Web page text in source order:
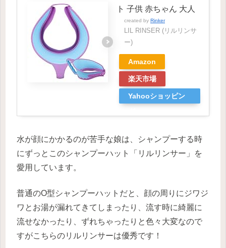
ト 子供 赤ちゃん 大人
created by Rinker
LIL RINSER (リルリンサ
ー)
Amazon
楽天市場
Yahooショッピン
水が顔にかかるのが苦手な娘は、シャンプーする時
にずっとこのシャンプーハット「リルリンサー」を
愛用しています。
普通のO型シャンプーハットだと、顔の周りにジワジ
ワとお湯が漏れてきてしまったり、流す時に綺麗に
流せなかったり、ずれちゃったりと色々大変なので
すがこちらのリルリンサーは優秀です！